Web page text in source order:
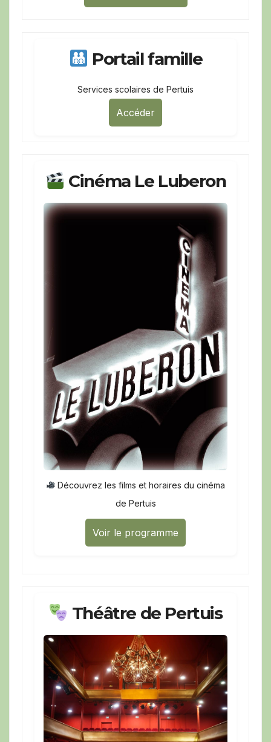
Portail famille
Services scolaires de Pertuis
Accéder
Cinéma Le Luberon
Découvrez les films et horaires du cinéma
de Pertuis
Voir le programme
Théâtre de Pertuis